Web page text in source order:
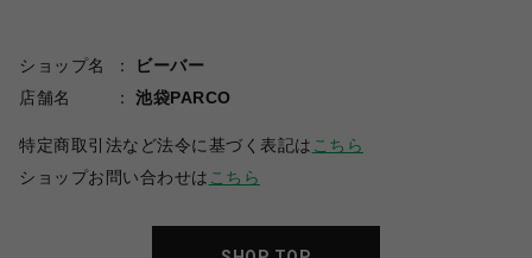
ショップ名
ビーバー
店舗名
池袋PARCO
特定商取引法など法令に基づく表記は こちら
ショップお問い合わせは こちら